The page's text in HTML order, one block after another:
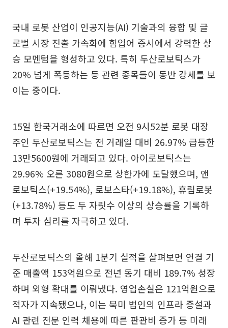
국내 로봇 산업이 인공지능(AI) 기술과의 융합 및 글
로벌 시장 진출 가속화에 힘입어 증시에서 강력한 상
승 모멘텀을 형성하고 있다. 특히 두산로보틱스가
20% 넘게 폭등하는 등 관련 종목들이 동반 강세를 보
이는 중이다.
15일 한국거래소에 따르면 오전 9시52분 로봇 대장
주인 두산로보틱스는 전 거래일 대비 26.97% 급등한
13만5600원에 거래되고 있다. 아이로보틱스는
29.96% 오른 3080원으로 상한가에 도달했으며, 앤
로보틱스(+19.54%), 로보스타(+19.18%), 휴림로봇
(+13.78%) 등도 두 자릿수 이상의 상승률을 기록하
며 투자 심리를 자극하고 있다.
두산로보틱스의 올해 1분기 실적을 살펴보면 연결 기
준 매출액 153억원으로 전년 동기 대비 189.7% 성장
하며 외형 확대를 이뤄냈다. 영업손실은 121억원으로
적자가 지속됐으나, 이는 북미 법인의 인프라 증설과
AI 관련 전문 인력 채용에 따른 판관비 증가 등 미래